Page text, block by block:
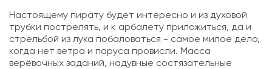
Настоящему пирату будет интересно и из духовой
трубки пострелять, и к арбалету приложиться, да и
стрельбой из лука побаловаться - самое милое дело,
когда нет ветра и паруса провисли. Масса
верёвочных заданий, надувные состязательные